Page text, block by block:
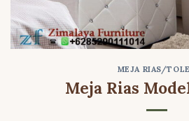
MEJA RIAS/
Meja Rias